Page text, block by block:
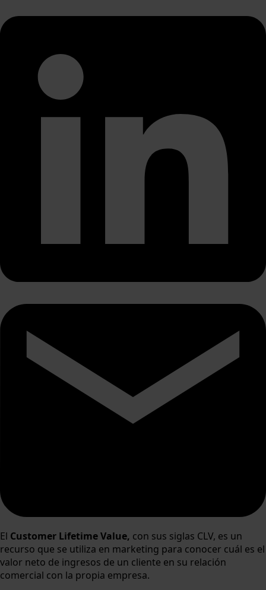
El Customer Lifetime Value, con sus siglas CLV, es un
recurso que se utiliza en marketing para conocer cuál es el
valor neto de ingresos de un cliente en su relación
comercial con la propia empresa.